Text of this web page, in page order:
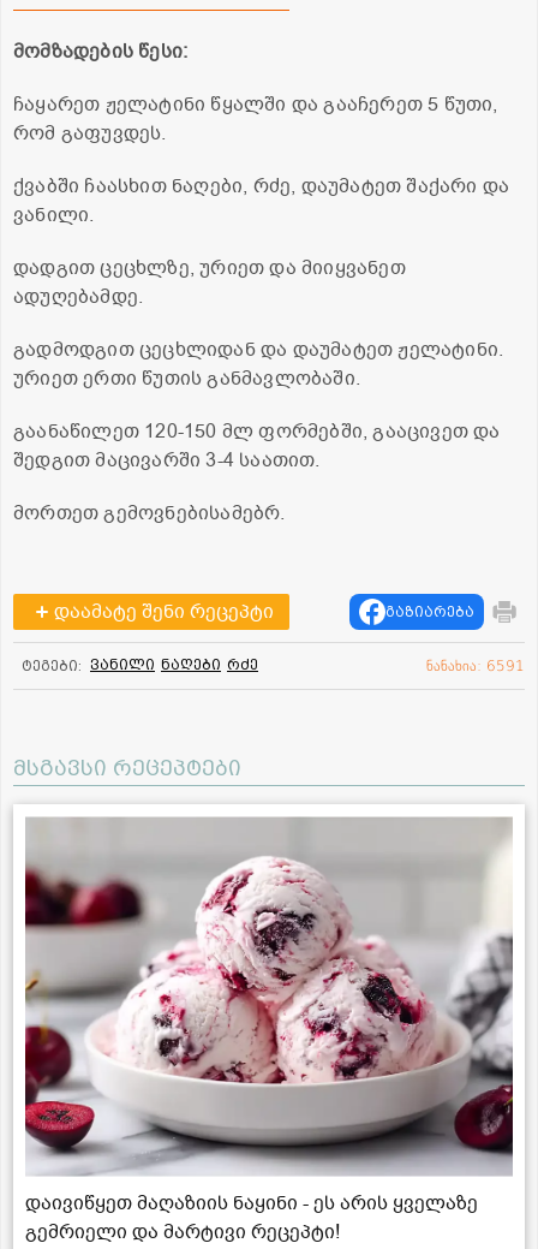
მომზადების წესი:
ჩაყარეთ ჟელატინი წყალში და გააჩერეთ 5 წუთი,
რომ გაფუვდეს.
ქვაბში ჩაასხით ნაღები, რძე, დაუმატეთ შაქარი და
ვანილი.
დადგით ცეცხლზე, ურიეთ და მიიყვანეთ
ადუღებამდე.
გადმოდგით ცეცხლიდან და დაუმატეთ ჟელატინი.
ურიეთ ერთი წუთის განმავლობაში.
გაანაწილეთ 120-150 მლ ფორმებში, გააცივეთ და
შედგით მაცივარში 3-4 საათით.
მორთეთ გემოვნებისამებრ.
დაამატე შენი რეცეპტი გაზიარება
ტეგები: ვანილი ნაღები რძე ნანახია: 6591
მსგავსი რეცეპტები
დაივიწყეთ მაღაზიის ნაყინი - ეს არის ყველაზე
გემრიელი და მარტივი რეცეპტი!